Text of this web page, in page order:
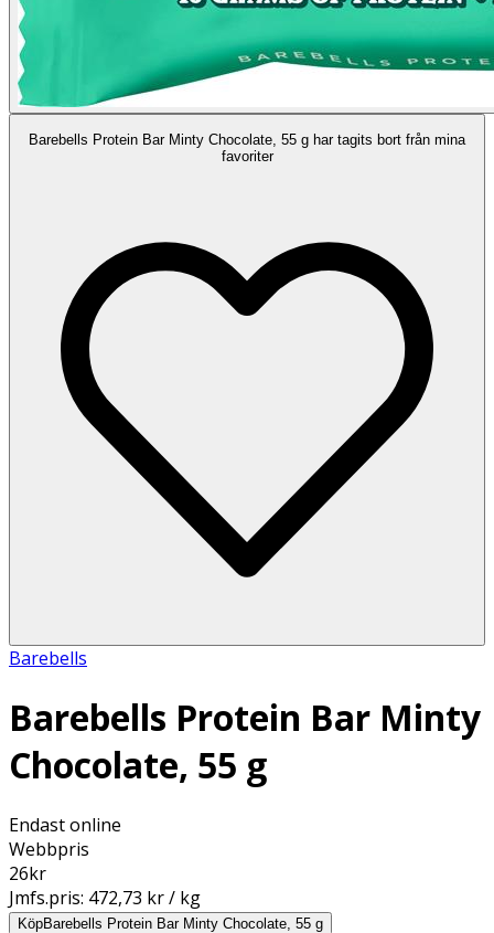
Barebells Protein Bar Minty Chocolate, 55 g har tagits bort från mina
favoriter
Barebells
Barebells Protein Bar Minty
Chocolate, 55 g
Endast online
Webbpris
26kr
Jmfs.pris: 472,73 kr / kg
KöpBarebells Protein Bar Minty Chocolate, 55 g